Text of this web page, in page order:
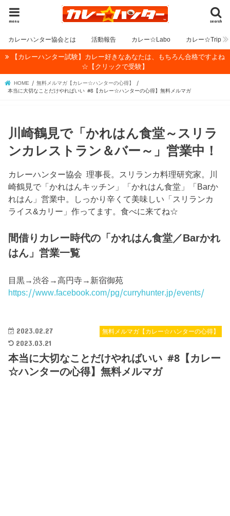
search
menu
カレーハンター協会とは 活動報告 カレー☆Labo カレー☆Trip
【カレーハンター試験】カレー好きなあなたは、もちろん合格ですよね
☆【クリックで受験】
HOME
無料メルマガ【カレー☆ハンターの心得】
本当に大切なことだけやればいい #8【カレー☆ハンターの心得】無料メルマガ
川崎鶴見で「かれはん食堂～スリラ
ンカレストラン＆バー～」営業中！
カレーハンター協会 理事長。スリランカ料理研究家。川
崎鶴見で「かれはんキッチン」「かれはん食堂」「Barか
れはん」営業中。しっかり辛くて美味しい「スリランカ
ライス&カリー」作ってます。食べに来てね☆
間借りカレー時代の「かれはん食堂／Barかれ
はん」営業一覧
目黒→渋谷→高円寺→新宿御苑
https://www.facebook.com/pg/curryhunter.jp/events/
無料メルマガ【カレー☆ハンターの心得】
2023.02.27
2023.03.21
本当に大切なことだけやればいい #8【カレー
☆ハンターの心得】無料メルマガ